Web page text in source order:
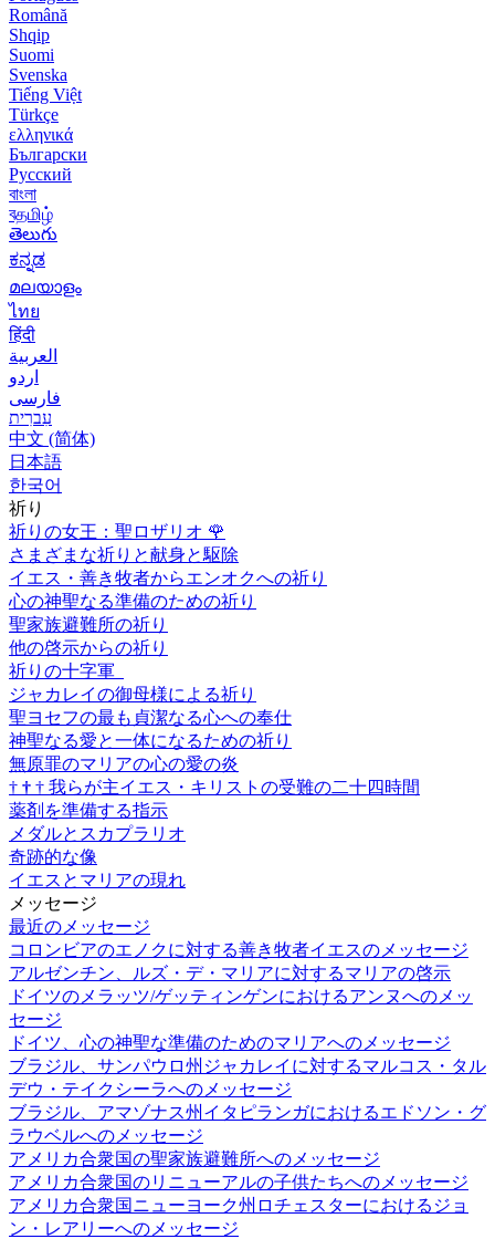
Română
Shqip
Suomi
Svenska
Tiếng Việt
Türkçe
ελληνικά
Български
Русский
বাংলা
বதமிழ்
తెలుగు
ಕನ್ನಡ
മലയാളം
ไทย
हिंदी
العربية
اردو
فارسی
עִברִית
中文 (简体)
日本語
한국어
祈り
祈りの女王：聖ロザリオ 🌹
さまざまな祈りと献身と駆除
イエス・善き牧者からエンオクへの祈り
心の神聖なる準備のための祈り
聖家族避難所の祈り
他の啓示からの祈り
祈りの十字軍
ジャカレイの御母様による祈り
聖ヨセフの最も貞潔なる心への奉仕
神聖なる愛と一体になるための祈り
無原罪のマリアの心の愛の炎
† † † 我らが主イエス・キリストの受難の二十四時間
薬剤を準備する指示
メダルとスカプラリオ
奇跡的な像
イエスとマリアの現れ
メッセージ
最近のメッセージ
コロンビアのエノクに対する善き牧者イエスのメッセージ
アルゼンチン、ルズ・デ・マリアに対するマリアの啓示
ドイツのメラッツ/ゲッティンゲンにおけるアンヌへのメッ
セージ
ドイツ、心の神聖な準備のためのマリアへのメッセージ
ブラジル、サンパウロ州ジャカレイに対するマルコス・タル
デウ・テイクシーラへのメッセージ
ブラジル、アマゾナス州イタピランガにおけるエドソン・グ
ラウベルへのメッセージ
アメリカ合衆国の聖家族避難所へのメッセージ
アメリカ合衆国のリニューアルの子供たちへのメッセージ
アメリカ合衆国ニューヨーク州ロチェスターにおけるジョ
ン・レアリーへのメッセージ